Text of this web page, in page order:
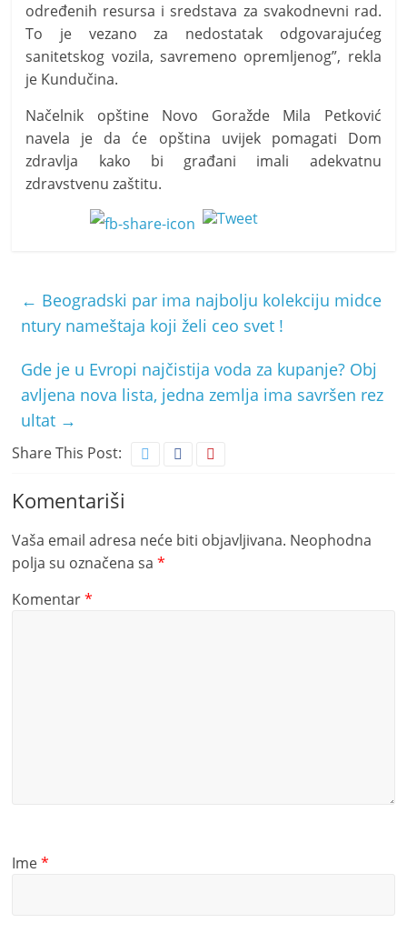
određenih resursa i sredstava za svakodnevni rad.
To je vezano za nedostatak odgovarajućeg
sanitetskog vozila, savremeno opremljenog”, rekla
je Kundučina.
Načelnik opštine Novo Goražde Mila Petković
navela je da će opština uvijek pomagati Dom
zdravlja kako bi građani imali adekvatnu
zdravstvenu zaštitu.
← Beogradski par ima najbolju kolekciju midce
ntury nameštaja koji želi ceo svet !
Gde je u Evropi najčistija voda za kupanje? Obj
avljena nova lista, jedna zemlja ima savršen rez
ultat →
Share This Post:
Komentariši
Vaša email adresa neće biti objavljivana. Neophodna
polja su označena sa*
Komentar*
Ime*